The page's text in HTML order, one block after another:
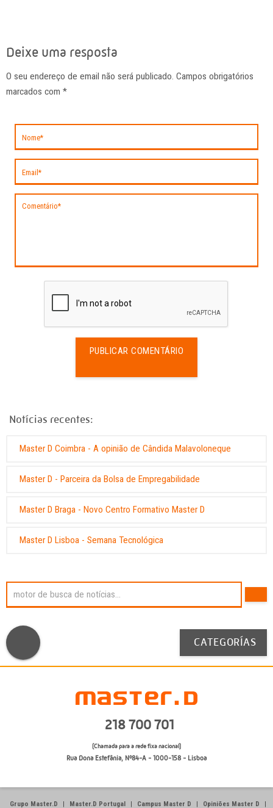
Deixe uma resposta
O seu endereço de email não será publicado. Campos obrigatórios
marcados com *
Notícias recentes:
Master D Coimbra - A opinião de Cândida Malavoloneque
Master D - Parceira da Bolsa de Empregabilidade
Master D Braga - Novo Centro Formativo Master D
Master D Lisboa - Semana Tecnológica
CATEGORÍAS
218 700 701
(Chamada para a rede fixa nacional)
Rua Dona Estefânia, Nº84-A - 1000-158 - Lisboa
Grupo Master.D | Master.D Portugal | Campus Master D | Opiniões Master D |